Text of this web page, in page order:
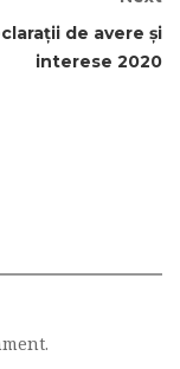
de avere și
interese 2020